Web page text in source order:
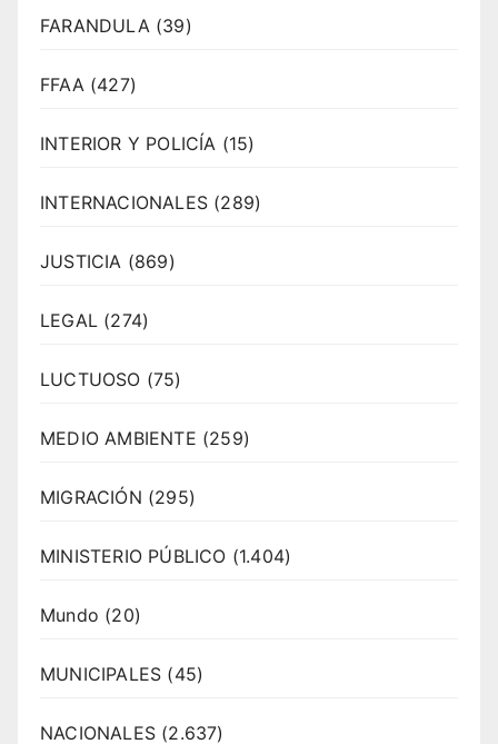
FARANDULA (39)
FFAA (427)
INTERIOR Y POLICÍA (15)
INTERNACIONALES (289)
JUSTICIA (869)
LEGAL (274)
LUCTUOSO (75)
MEDIO AMBIENTE (259)
MIGRACIÓN (295)
MINISTERIO PÚBLICO (1.404)
Mundo (20)
MUNICIPALES (45)
NACIONALES (2.637)